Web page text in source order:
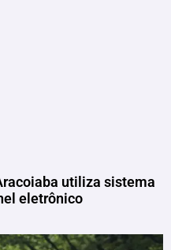
utiliza sistema
eletrônico